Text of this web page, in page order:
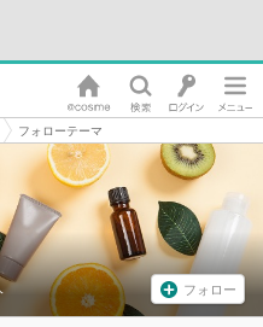
フォローテーマ
フォロー